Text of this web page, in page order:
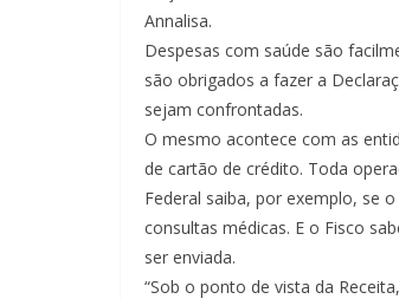
Annalisa.
Despesas com saúde são
são obrigados a fazer a
sejam confrontadas.
O mesmo acontece com as
de cartão de crédito. Toda
Federal saiba, por exemplo, se
consultas médicas. E o Fisco
ser enviada.
“Sob o ponto de vista da